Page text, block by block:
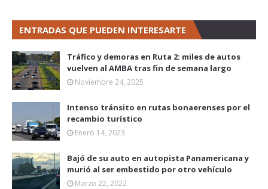
ENTRADAS QUE PUEDEN INTERESARTE
Tráfico y demoras en Ruta 2: miles de autos
vuelven al AMBA tras fin de semana largo
Noviembre 24, 2025
Intenso tránsito en rutas bonaerenses por el
recambio turístico
Enero 14, 2023
Bajó de su auto en autopista Panamericana y
murió al ser embestido por otro vehículo
Marzo 22, 2022